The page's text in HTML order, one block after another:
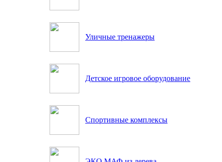
Уличные тренажеры
Детское игровое оборудование
Спортивные комплексы